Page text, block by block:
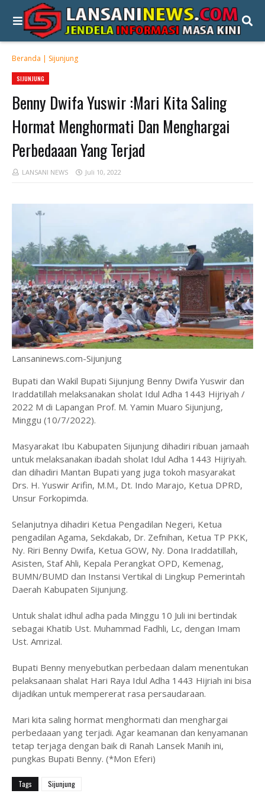
Beranda | Sijunjung
SIJUNJUNG
Benny Dwifa Yuswir :Mari Kita Saling
Hormat Menghormati Dan Menghargai
Perbedaaan Yang Terjad
LANSANI NEWS Juli 10, 2022
Lansaninews.com-Sijunjung
Bupati dan Wakil Bupati Sijunjung Benny Dwifa Yuswir dan
Iraddatillah melaksanakan sholat Idul Adha 1443 Hijriyah /
2022 M di Lapangan Prof. M. Yamin Muaro Sijunjung,
Minggu (10/7/2022).
Masyarakat Ibu Kabupaten Sijunjung dihadiri ribuan jamaah
untuk melaksanakan ibadah sholat Idul Adha 1443 Hijriyah.
dan dihadiri Mantan Bupati yang juga tokoh masyarakat
Drs. H. Yuswir Arifin, M.M., Dt. Indo Marajo, Ketua DPRD,
Unsur Forkopimda.
Selanjutnya dihadiri Ketua Pengadilan Negeri, Ketua
pengadilan Agama, Sekdakab, Dr. Zefnihan, Ketua TP PKK,
Ny. Riri Benny Dwifa, Ketua GOW, Ny. Dona Iraddatillah,
Asisten, Staf Ahli, Kepala Perangkat OPD, Kemenag,
BUMN/BUMD dan Instansi Vertikal di Lingkup Pemerintah
Daerah Kabupaten Sijunjung.
Untuk shalat idhul adha pada Minggu 10 Juli ini bertindak
sebagai Khatib Ust. Muhammad Fadhli, Lc, dengan Imam
Ust. Amrizal.
Bupati Benny menyebutkan perbedaan dalam menentukan
pelaksanaan shalat Hari Raya Idul Adha 1443 Hijriah ini bisa
dijadikan untuk mempererat rasa persaudaraan.
Mari kita saling hormat menghormati dan menghargai
perbedaaan yang terjadi. Agar keamanan dan kenyamanan
tetap terjaga dengan baik di Ranah Lansek Manih ini,
pungkas Bupati Benny. (*Mon Eferi)
Tags Sijunjung